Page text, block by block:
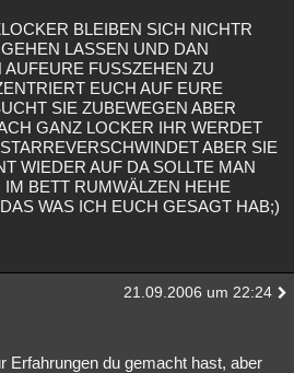
BLEIBEN SICH NICHTR
LASSEN UND DAN
FUSSZEHEN ZU
EUCH AUF EURE
SIE ZUBEWEGEN ABER
GANZ LOCKER IHR WERDET
ABER SIE
WIEDER AUF DA SOLLTE MAN
BETT RUMWÄLZEN HEHE
WAS ICH EUCH GESAGT HAB;)
21.09.2006 um 22:24
Erfahrungen du gemacht hast, aber